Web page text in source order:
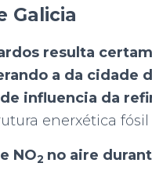
Galicia
resulta
a da cidade
influencia da
enerxética fósil
NO2 no aire